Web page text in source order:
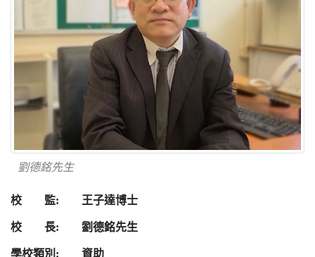
劉德銘先生
校 監: 王子達博士
校 長: 劉德銘先生
學校類別: 資助